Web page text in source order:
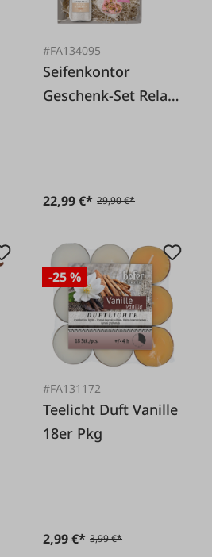
#FA134095
Seifenkontor
Geschenk-Set Relax
22,99 €* 29,90 €*
-25 %
#FA131172
Teelicht Duft Vanille
18er Pkg
2,99 €* 3,99 €*